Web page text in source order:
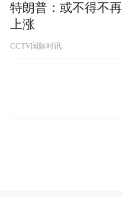
失重点工程342项
保护效能显著提升
年开展“绿盾”重
特朗普：或不得不
上涨
CCTV国际时讯